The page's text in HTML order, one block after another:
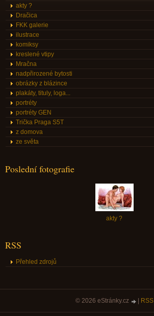
akty ?
Dračica
FKK galerie
ilustrace
komiksy
kreslené vtipy
Mračna
nadpřirozené bytosti
obrázky z blázince
plakáty, tituly, loga...
portréty
portréty GEN
Trička Praga S5T
z domova
ze světa
Poslední fotografie
akty ?
RSS
Přehled zdrojů
© 2026 eStránky.cz | RSS